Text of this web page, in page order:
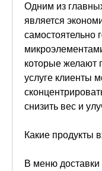
Одним из
является
самостоятельно
которые желают
услуге клиенты
снизить вес и
Какие продукты
В меню доставки